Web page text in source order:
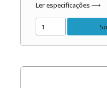
dos patamares
do Produto: 48525
Produto: Manual
SRT10S
Ler especificações ⟶